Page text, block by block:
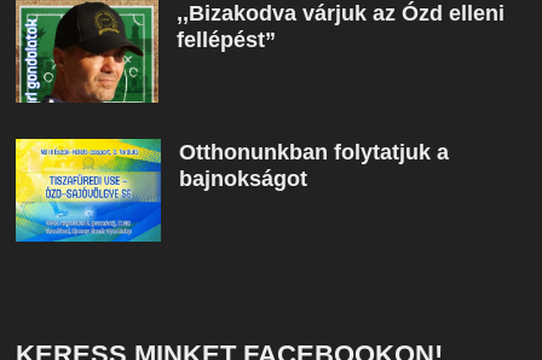
,,Bizakodva várjuk az Ózd elleni
fellépést”
Otthonunkban folytatjuk a
bajnokságot